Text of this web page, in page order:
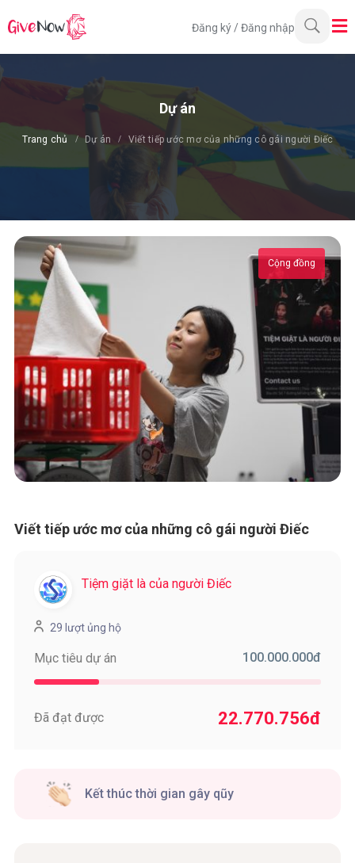
Đăng ký /Đăng nhập
Dự án
Trang chủ Dự án Viết tiếp ước mơ của những cô gái người Điếc
Cộng đồng
Viết tiếp ước mơ của những cô gái người Điếc
Tiệm giặt là của người Điếc
29 lượt ủng hộ
Mục tiêu dự án 100.000.000đ
Đã đạt được 22.770.756đ
Kết thúc thời gian gây qũy